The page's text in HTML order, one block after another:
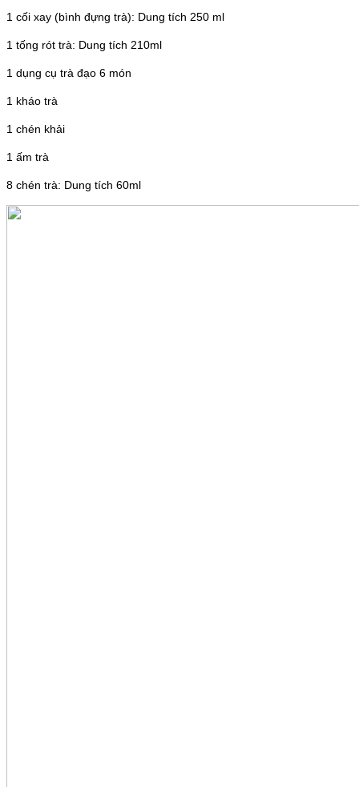
1 cối xay (bình đựng trà): Dung tích 250 ml
1 tống rót trà: Dung tích 210ml
1 dụng cụ trà đạo 6 món
1 kháo trà
1 chén khải
1 ấm trà
8 chén trà: Dung tích 60ml